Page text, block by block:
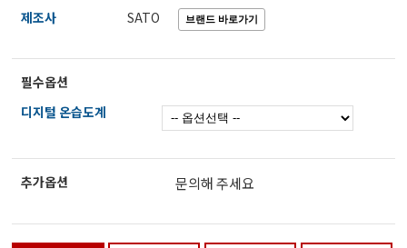
분계/회전계/도막두께/초음파두께측정기
미경/확대경
제조사
SATO
필수옵션
디지털 온습도계
추가옵션 문의해 주세요